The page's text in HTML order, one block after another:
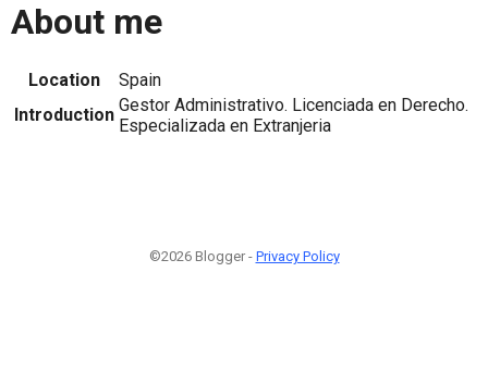
About me
Location
Spain
Introduction Gestor Administrativo. Licenciada en Derecho.
Especializada en Extranjeria
©2026 Blogger - Privacy Policy